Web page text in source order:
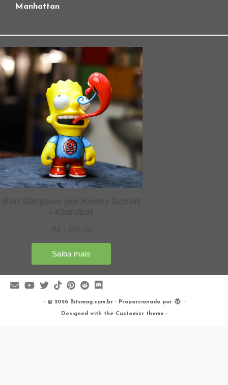
Manhattan
· © 2026 Bitsmag.com.br· Proporcionado por ·
Designed with the Customizr theme ·